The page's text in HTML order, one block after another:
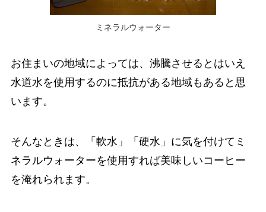
ミネラルウォーター
お住まいの地域によっては、沸騰させるとはいえ
水道水を使用するのに抵抗がある地域もあると思
います。
そんなときは、「軟水」「硬水」に気を付けてミ
ネラルウォーターを使用すれば美味しいコーヒー
を淹れられます。